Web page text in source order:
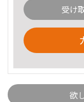
受け
欲